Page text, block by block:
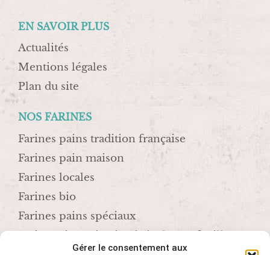
Gérer le consentement aux
EN SAVOIR PLUS
Actualités
Mentions légales
Plan du site
NOS FARINES
Farines pains tradition française
Farines pain maison
Farines locales
Farines bio
Farines pains spéciaux
Farines viennoiseries, brioches et feuilletage